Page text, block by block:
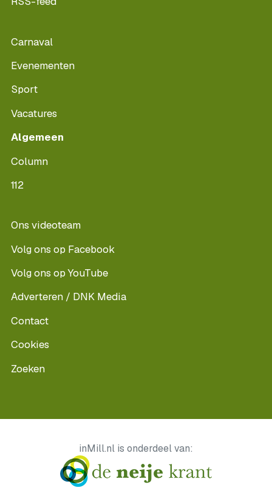
Carnaval
Evenementen
Sport
Vacatures
Algemeen
Column
112
Ons videoteam
Volg ons op Facebook
Volg ons op YouTube
Adverteren / DNK Media
Contact
Cookies
Zoeken
inMill.nl is onderdeel van: